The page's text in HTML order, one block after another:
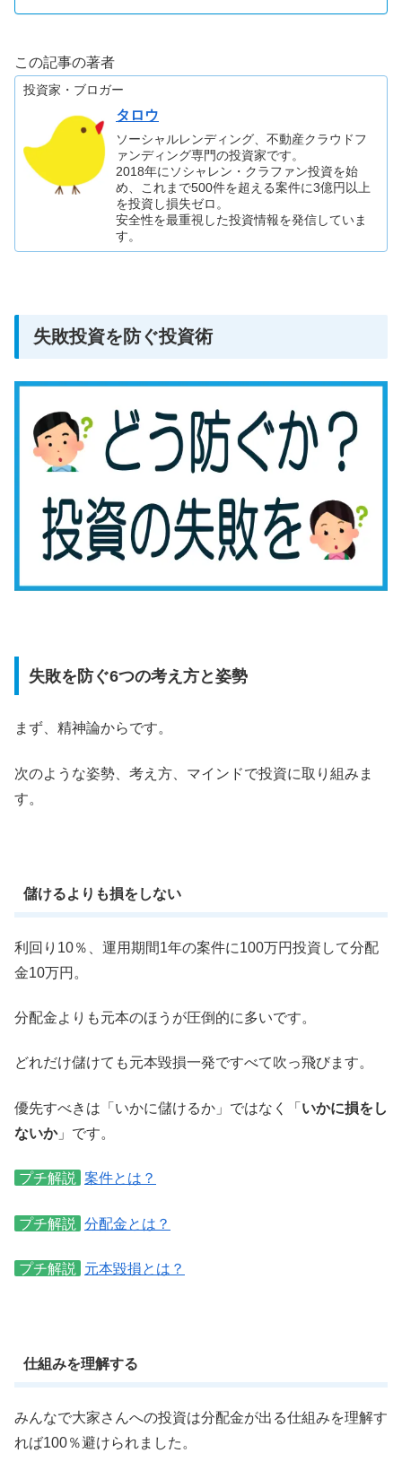
この記事の著者
投資家・ブロガー
タロウ
ソーシャルレンディング、不動産クラウドフ
ァンディング専門の投資家です。
2018年にソシャレン・クラファン投資を始
め、これまで500件を超える案件に3億円以上
を投資し損失ゼロ。
安全性を最重視した投資情報を発信していま
す。
失敗投資を防ぐ投資術
失敗を防ぐ6つの考え方と姿勢
まず、精神論からです。
次のような姿勢、考え方、マインドで投資に取り組みま
す。
儲けるよりも損をしない
利回り10％、運用期間1年の案件に100万円投資して分配
金10万円。
分配金よりも元本のほうが圧倒的に多いです。
どれだけ儲けても元本毀損一発ですべて吹っ飛びます。
優先すべきは「いかに儲けるか」ではなく「 いかに損をし
ないか」です。
プチ解説 案件とは？
プチ解説 分配金とは？
プチ解説 元本毀損とは？
仕組みを理解する
みんなで大家さんへの投資は分配金が出る仕組みを理解す
れば100％避けられました。